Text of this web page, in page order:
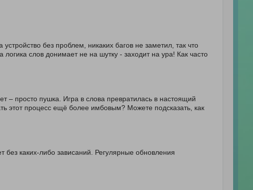
без проблем, никаких багов не заметил, так что
слов донимает не на шутку - заходит на ура! Как часто
– просто пушка. Игра в слова превратилась в настоящий
этот процесс ещё более имбовым? Можете подсказать, как
без каких-либо зависаний. Регулярные обновления